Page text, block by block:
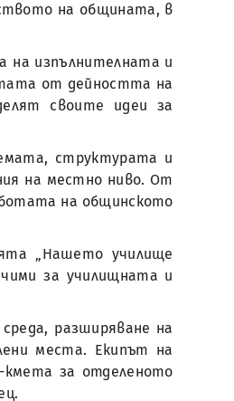
на общината, в
на изпълнителната и
от дейността на
своите идеи за
структурата и
на местно ниво. От
на общинското
„Нашето училище
за училищната и
разширяване на
места. Екипът на
кмета за отделеното